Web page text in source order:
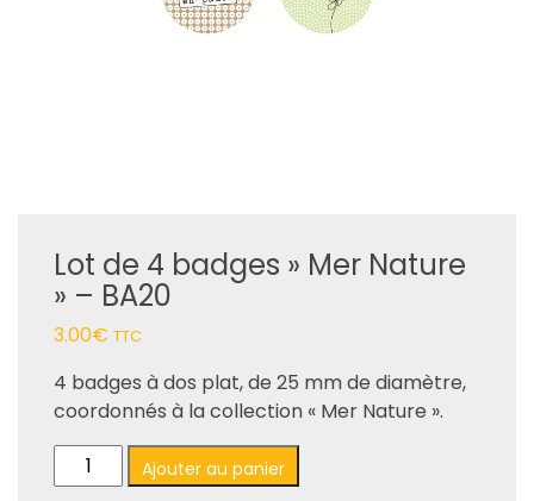
Lot de 4 badges » Mer Nature
» – BA20
3.00€ TTC
4 badges à dos plat, de 25 mm de diamètre,
coordonnés à la collection « Mer Nature ».
quantité
de
Ajouter au panier